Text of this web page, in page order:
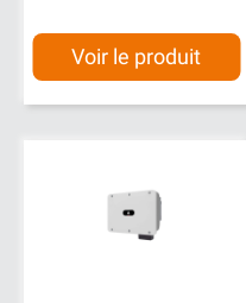
Voir le produit